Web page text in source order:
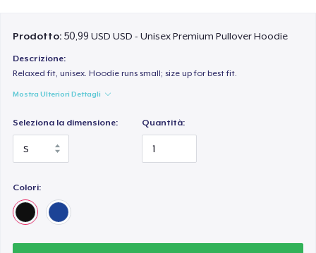
Prodotto:50,99 USD USD - Unisex Premium Pullover Hoodie
Descrizione:
Relaxed fit, unisex. Hoodie runs small; size up for best fit.
Mostra Ulteriori Dettagli
Seleziona la dimensione: Quantità:
Colori: